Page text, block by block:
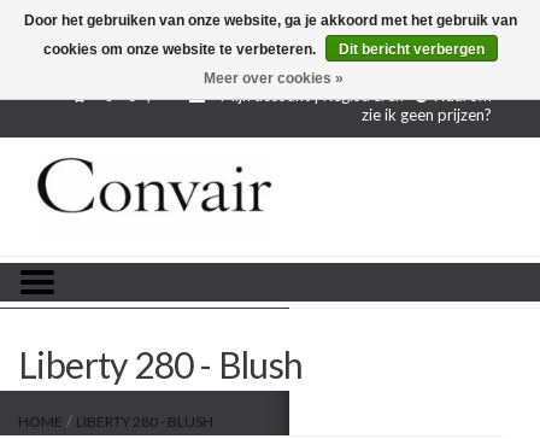
Gratis verzending bij aankoop vanaf € 250,-
Gratis
0 - €--,--
Mijn account | Registreren
Waarom
zie ik geen prijzen?
Stoffen per meter
Restanten
Liberty 280 - Blush
HOME / LIBERTY 280 - BLUSH
Door het gebruiken van onze website, ga je akkoord met het gebruik van
cookies om onze website te verbeteren.
Dit bericht verbergen
Meer over cookies »